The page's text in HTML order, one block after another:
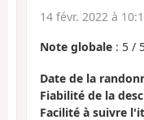
14 févr. 2022 à
Note globale : 5 /
Date de la
Fiabilité de la
Facilité à suivre